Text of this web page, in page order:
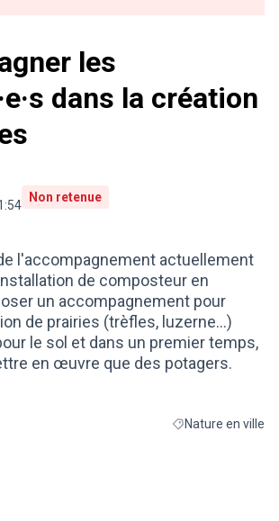
les
dans la création
Non retenue
l'accompagnement actuellement
de composteur en
un accompagnement pour
de prairies (trèfles, luzerne...)
le sol et dans un premier temps,
en œuvre que des potagers.
Filtrer les
Nature en ville